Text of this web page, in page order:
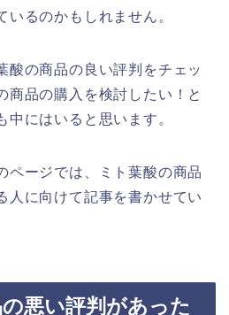
いるのかもしれません。
酸の商品の良い評判をチェッ
商品の購入を検討したい！と
中にはいると思います。
ページでは、ミト葉酸の商品
人に向けて記事を書かせてい
悪い評判があった